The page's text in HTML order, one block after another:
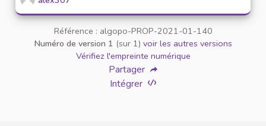
Référence : algopo-PROP-2021-01-140
Numéro de version 1 (sur 1) voir les autres versions
Vérifiez l'empreinte numérique
Partager
Intégrer